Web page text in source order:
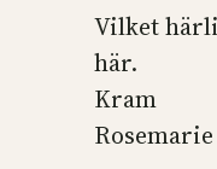
Vilket
här.
Kram
Rosemarie